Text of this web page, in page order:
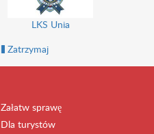
LKS Unia
Zatrzymaj
Załatw sprawę
Dla turystów